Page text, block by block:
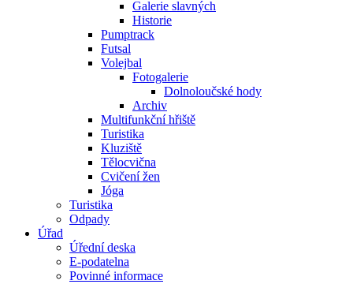
Galerie slavných
Historie
Pumptrack
Futsal
Volejbal
Fotogalerie
Dolnoloučské hody
Archiv
Multifunkční hřiště
Turistika
Kluziště
Tělocvična
Cvičení žen
Jóga
Turistika
Odpady
Úřad
Úřední deska
E-podatelna
Povinné informace